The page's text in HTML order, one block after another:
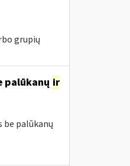
grupių
palūkanų ir
palūkanų